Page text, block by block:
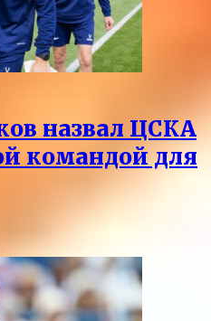
назвал ЦСКА
командой для